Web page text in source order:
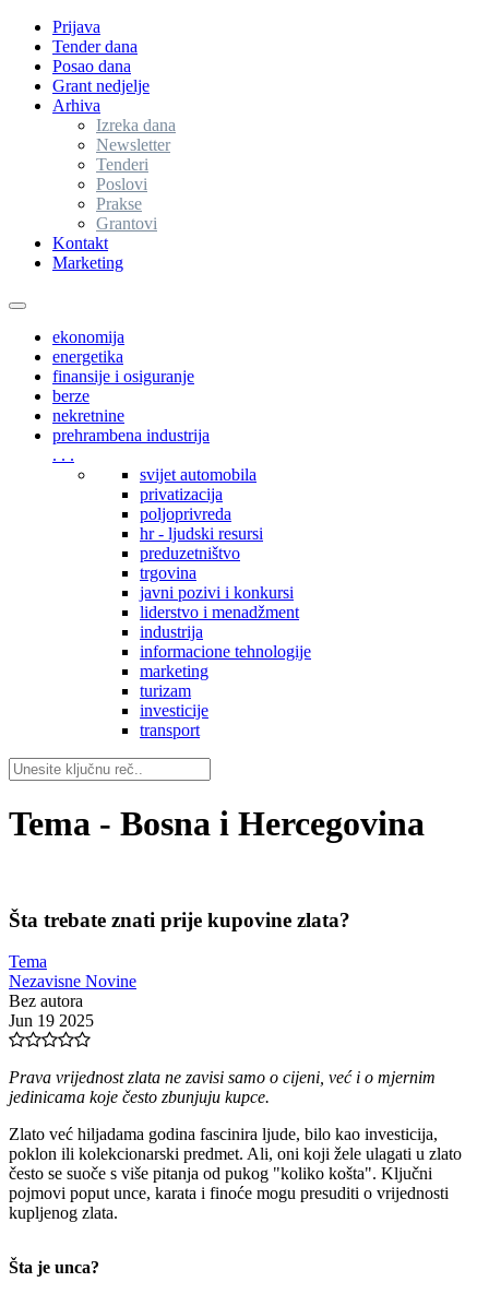
Prijava
Tender dana
Posao dana
Grant nedjelje
Arhiva
Izreka dana
Newsletter
Tenderi
Poslovi
Prakse
Grantovi
Kontakt
Marketing
Toggle
navigationekonomija
energetika
finansije i osiguranje
berze
nekretnine
prehrambena industrija
. . .
svijet automobila
privatizacija
poljoprivreda
hr - ljudski resursi
preduzetništvo
trgovina
javni pozivi i konkursi
liderstvo i menadžment
industrija
informacione tehnologije
marketing
turizam
investicije
transport
Tema - Bosna i Hercegovina
Šta trebate znati prije kupovine zlata?
Tema
Nezavisne Novine
Bez autora
Jun 19 2025
Prava vrijednost zlata ne zavisi samo o cijeni, već i o mjernim
jedinicama koje često zbunjuju kupce.
Zlato već hiljadama godina fascinira ljude, bilo kao investicija,
poklon ili kolekcionarski predmet. Ali, oni koji žele ulagati u zlato
često se suoče s više pitanja od pukog "koliko košta". Ključni
pojmovi poput unce, karata i finoće mogu presuditi o vrijednosti
kupljenog zlata.
Šta je unca?